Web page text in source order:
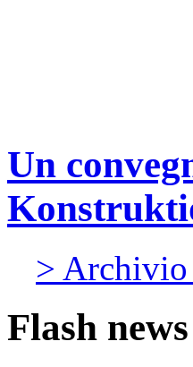
Un
>
Flash news